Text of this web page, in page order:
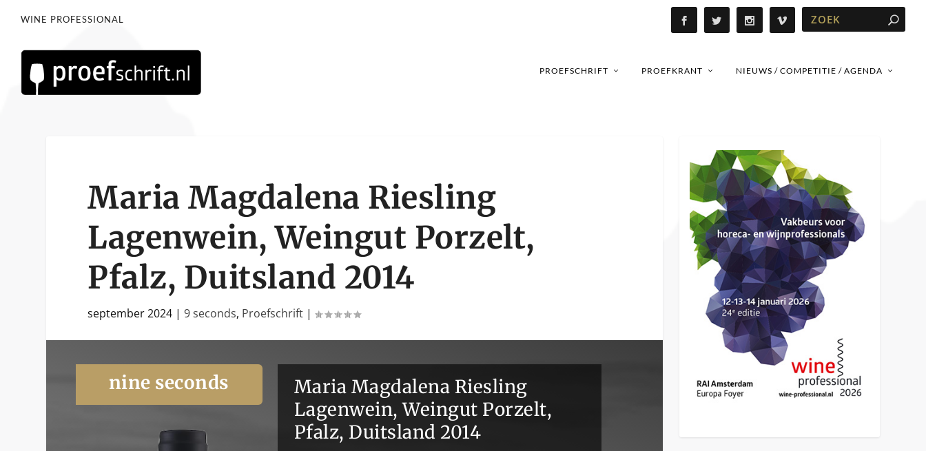
WINE PROFESSIONAL
PROEFSCHRIFT PROEFKRANT NIEUWS / COMPETITIE / AGENDA
Maria Magdalena Riesling
Lagenwein, Weingut Porzelt,
Pfalz, Duitsland 2014
september 2024 |9 seconds, Proefschrift |
nine seconds
Maria Magdalena Riesling
Lagenwein, Weingut Porzelt,
Pfalz, Duitsland 2014